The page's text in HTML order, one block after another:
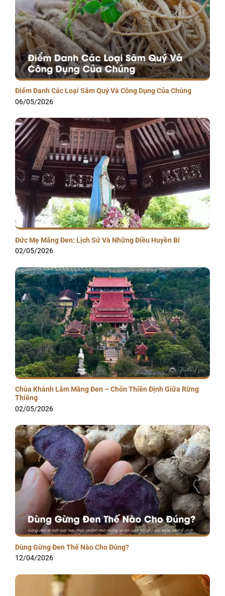
Điểm Danh Các Loại Sâm Quý Và Công Dụng Của Chúng
06/05/2026
Đức Mẹ Măng Đen: Lịch Sử Và Những Điều Huyền Bí
02/05/2026
Chùa Khánh Lâm Măng Đen – Chốn Thiền Định Giữa Rừng
Thiêng
02/05/2026
Dùng Gừng Đen Thế Nào Cho Đúng?
12/04/2026